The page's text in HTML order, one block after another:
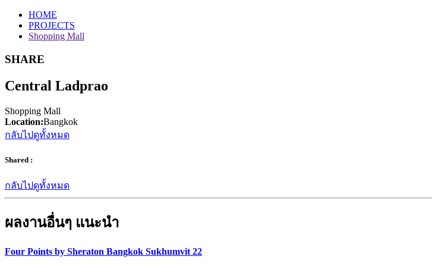
HOME
PROJECTS
Shopping Mall
SHARE
Central Ladprao
Shopping Mall
Location:Bangkok
กลับไปดูทั้งหมด
Shared :
กลับไปดูทั้งหมด
ผลงานอื่นๆ แนะนำ
Four Points by Sheraton Bangkok Sukhumvit 22